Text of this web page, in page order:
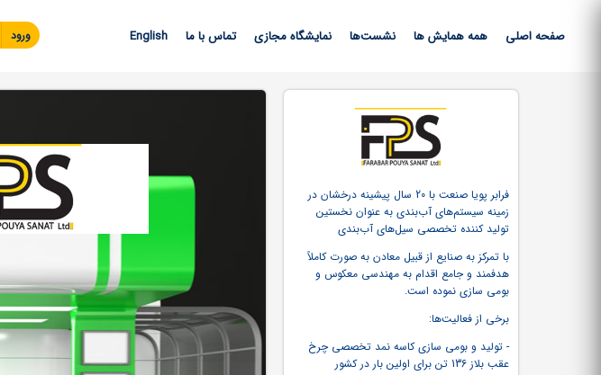
صفحه اصلی همه همایش ها نشست‌ها نمایشگاه مجازی تماس با ما English ورود
فرابر پویا صنعت با 20 سال پیشینه درخشان در
زمینه سیستم‌های آب‌بندی به عنوان نخستین
تولید کننده تخصصی سیل‌های آب‌بندی
با تمرکز به صنایع از قبیل معادن به صورت کاملاً
هدفمند و جامع اقدام به مهندسی معکوس و
بومی سازی نموده است.
برخی از فعالیت‌ها:
- تولید و بومی سازی کاسه نمد تخصصی چرخ
عقب بلاز 136 تن برای اولین بار در کشور